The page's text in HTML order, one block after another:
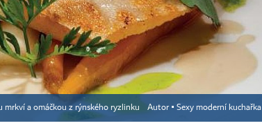
mrkví a omáčkou z rýnského ryzlinku Autor ▪ Sexy moderní kuchařka